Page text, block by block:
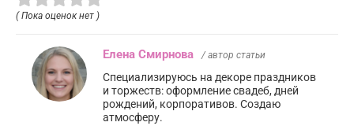
( Пока оценок нет )
Елена Смирнова / автор статьи
Специализируюсь на декоре праздников
и торжеств: оформление свадеб, дней
рождений, корпоративов. Создаю
атмосферу.